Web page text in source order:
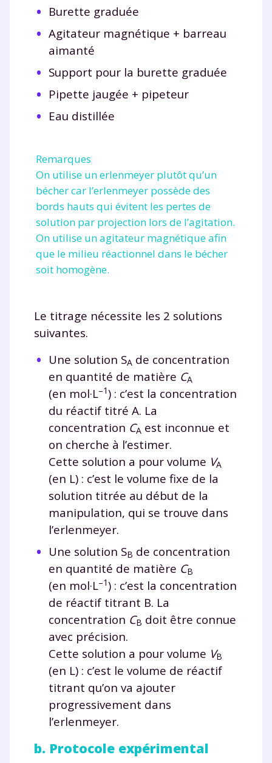
Burette graduée
Agitateur magnétique + barreau
aimanté
Support pour la burette graduée
Pipette jaugée + pipeteur
Eau distillée
Remarques
On utilise un erlenmeyer plutôt qu’un
bécher car l’erlenmeyer possède des
bords hauts qui évitent les pertes de
solution par projection lors de l’agitation.
On utilise un agitateur magnétique afin
que le milieu réactionnel dans le bécher
soit homogène.
Le titrage nécessite les 2 solutions
suivantes.
Une solution SA de concentration
en quantité de matière CA
(en mol·L–1) : c’est la concentration
du réactif titré A. La
concentration CA est inconnue et
on cherche à l’estimer.
Cette solution a pour volume VA
(en L) : c’est le volume fixe de la
solution titrée au début de la
manipulation, qui se trouve dans
l’erlenmeyer.
Une solution SB de concentration
en quantité de matière CB
(en mol·L–1) : c’est la concentration
de réactif titrant B. La
concentration CB doit être connue
avec précision.
Cette solution a pour volume VB
(en L) : c’est le volume de réactif
titrant qu’on va ajouter
progressivement dans
l’erlenmeyer.
b. Protocole expérimental